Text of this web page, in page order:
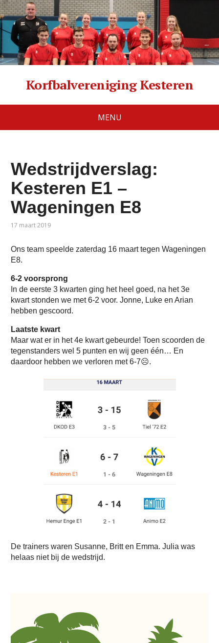
Korfbalvereniging Kesteren
MENU
Wedstrijdverslag:
Kesteren E1 –
Wageningen E8
17 maart 2019
Ons team speelde zaterdag 16 maart tegen Wageningen
E8.
6-2 voorsprong
In de eerste 3 kwarten ging het heel goed, na het 3e
kwart stonden we met 6-2 voor. Jonne, Luke en Arian
hebben gescoord.
Laatste kwart
Maar wat er in het 4e kwart gebeurde! Toen scoorden de
tegenstanders wel 5 punten en wij geen één… En
daardoor hebben we verloren met 6-7☹.
De trainers waren Susanne, Britt en Emma. Julia was
helaas niet bij de wedstrijd.